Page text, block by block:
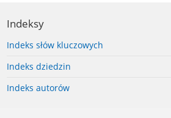
Indeksy
Indeks słów kluczowych
Indeks dziedzin
Indeks autorów